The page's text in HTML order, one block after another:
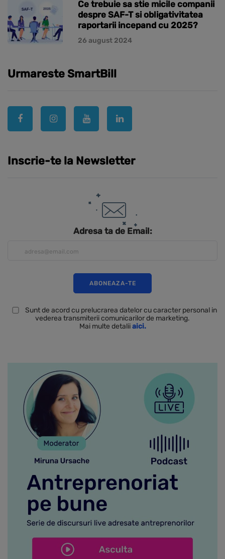
Ce trebuie sa stie micile companii
despre SAF-T si obligativitatea
raportarii incepand cu 2025?
26 august 2024
Urmareste SmartBill
Inscrie-te la Newsletter
Adresa ta de Email:
Sunt de acord cu prelucrarea datelor cu caracter personal in
vederea transmiterii comunicarilor de marketing.
Mai multe detaliiaici.